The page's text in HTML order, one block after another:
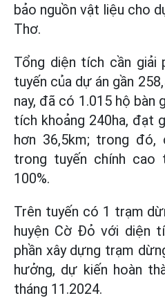
bảo nguồn vật liệu cho
Thơ.
Tổng diện tích cần giải
tuyến của dự án gần
nay, đã có 1.015 hộ bàn
tích khoảng 240ha, đạt
hơn 36,5km; trong
trong tuyến chính
100%.
Trên tuyến có 1 trạm
huyện Cờ Đỏ với diện
phần xây dựng trạm
hưởng, dự kiến hoàn
tháng 11.2024.